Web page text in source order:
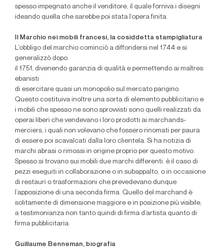
spesso impegnato anche il venditore, il quale forniva i disegni
ideando quella che sarebbe poi stata l’opera finita.
Il Marchio nei mobili francesi, la cosiddetta stampigliatura
L’obbligo del marchio cominciò a diffondersi nel 1744 e si
generalizzò dopo
il 1751, divenendo garanzia di qualità e permettendo ai maîtres
ebanisti
di esercitare quasi un monopolio sul mercato parigino.
Questo costituiva inoltre una sorta di elemento pubblicitario e
i mobili che spesso ne sono sprovvisti sono quelli realizzati da
operai liberi che vendevano i loro prodotti ai marchands-
merciers, i quali non volevano che fossero rinomati per paura
di essere poi scavalcati dalla loro clientela. Si ha notizia di
marchi abrasi o rimossi in origine proprio per questo motivo.
Spesso si trovano sui mobili due marchi differenti: è il caso di
pezzi eseguiti in collaborazione o in subappalto, o in occasione
di restauri o trasformazioni che prevedevano dunque
l’apposizione di una seconda firma. Quello del marchand è
solitamente di dimensione maggiore e in posizione più visibile,
a testimonianza non tanto quindi di firma d’artista quanto di
firma pubblicitaria.
Guillaume Benneman, biografia